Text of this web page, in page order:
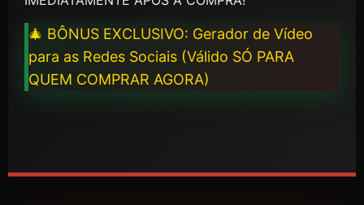
🎄 BÔNUS EXCLUSIVO: Gerador de Vídeo
para as Redes Sociais (Válido SÓ PARA
QUEM COMPRAR AGORA)